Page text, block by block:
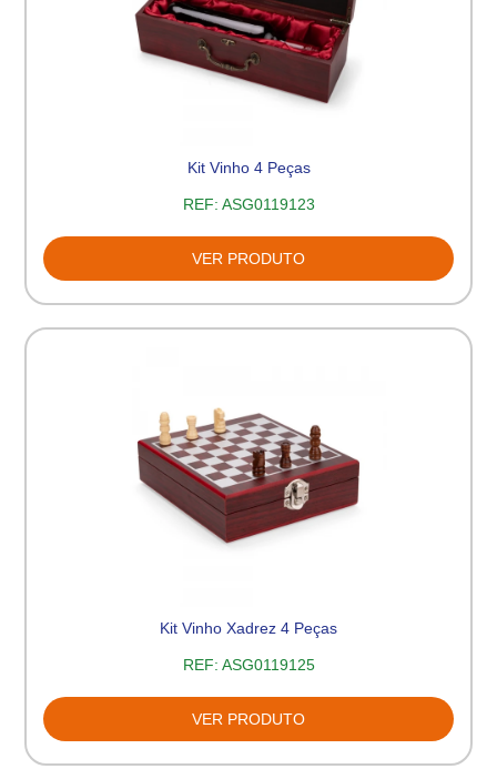
Kit Vinho 4 Peças
REF: ASG0119123
VER PRODUTO
Kit Vinho Xadrez 4 Peças
REF: ASG0119125
VER PRODUTO